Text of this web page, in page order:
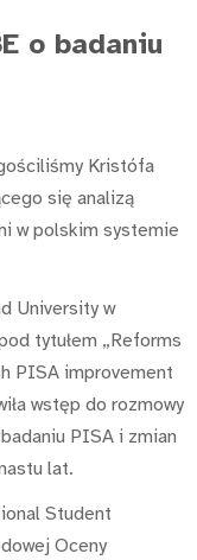
o badaniu
Kristófa
się analizą
w polskim systemie
University w
tytułem „Reforms
PISA improvement
wstęp do rozmowy
PISA i zmian
lat.
Student
Oceny